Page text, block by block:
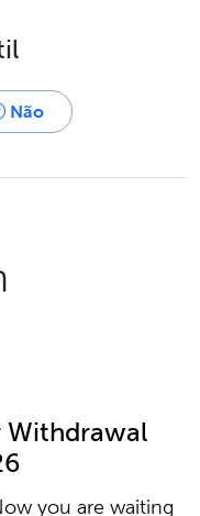
Não
Withdrawal
you are waiting